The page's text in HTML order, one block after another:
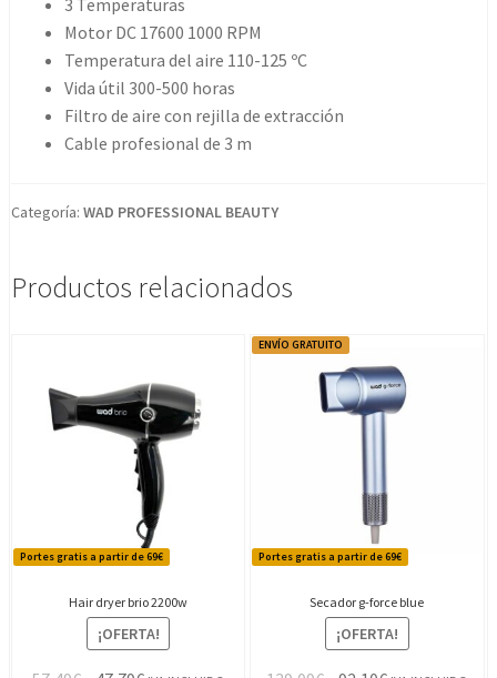
3 Temperaturas
Motor DC 17600 1000 RPM
Temperatura del aire 110-125 ºC
Vida útil 300-500 horas
Filtro de aire con rejilla de extracción
Cable profesional de 3 m
Categoría: WAD PROFESSIONAL BEAUTY
Productos relacionados
Portes gratis a partir de 69€
Hair dryer brio 2200w
¡OFERTA!
Portes gratis a partir de 69€
ENVÍO GRATUITO
Secador g-force blue
¡OFERTA!